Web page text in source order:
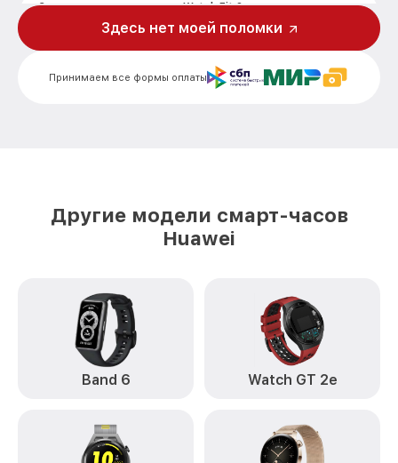
Замена кнопки включения Watch Fit 2
Принимаем все формы оплаты
Здесь нет моей поломки
Другие модели смарт-часов
Huawei
Band 6 Watch GT 2e